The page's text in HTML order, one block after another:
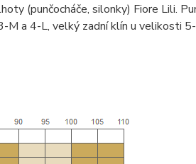
(punčocháče, silonky) Fiore Lili.
M a 4-L, velký zadní klín u velikosti